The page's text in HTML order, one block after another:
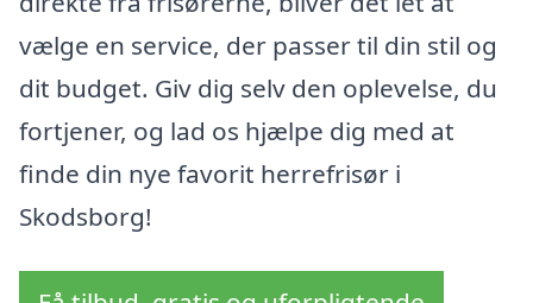
vælge en service, der passer til din stil og
dit budget. Giv dig selv den oplevelse, du
fortjener, og lad os hjælpe dig med at
finde din nye favorit herrefrisør i
Skodsborg!